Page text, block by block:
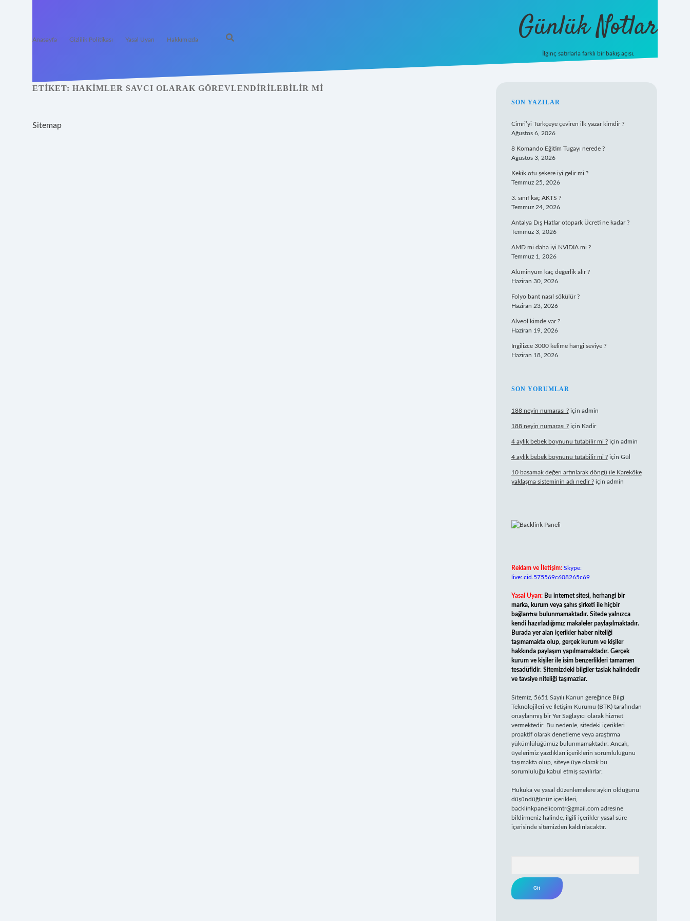
Anasayfa Gizlilik Politikası Yasal Uyarı Hakkımızda Günlük Notlar
İlginç satırlarla farklı bir bakış açısı.
ETIKET: HAKIMLER SAVCI OLARAK GÖREVLENDIRILEBILIR MI
Sitemap
SIDEBAR
SON YAZILAR
Cimri’yi Türkçeye çeviren ilk yazar kimdir ?
Ağustos 6, 2026
8 Komando Eğitim Tugayı nerede ?
Ağustos 3, 2026
Kekik otu şekere iyi gelir mi ?
Temmuz 25, 2026
3. sınıf kaç AKTS ?
Temmuz 24, 2026
Antalya Dış Hatlar otopark Ücreti ne kadar ?
Temmuz 3, 2026
AMD mi daha iyi NVIDIA mi ?
Temmuz 1, 2026
Alüminyum kaç değerlik alır ?
Haziran 30, 2026
Folyo bant nasıl sökülür ?
Haziran 23, 2026
Alveol kimde var ?
Haziran 19, 2026
İngilizce 3000 kelime hangi seviye ?
Haziran 18, 2026
SON YORUMLAR
188 neyin numarası ?için admin
188 neyin numarası ?için Kadir
4 aylık bebek boynunu tutabilir mi ?için admin
4 aylık bebek boynunu tutabilir mi ?için Gül
10 basamak değeri artırılarak döngü ile Kareköke
yaklaşma sisteminin adı nedir ?için admin
Reklam ve İletişim: Skype:
live:.cid.575569c608265c69
Yasal Uyarı: Bu internet sitesi, herhangi bir
marka, kurum veya şahıs şirketi ile hiçbir
bağlantısı bulunmamaktadır. Sitede yalnızca
kendi hazırladığımız makaleler paylaşılmaktadır.
Burada yer alan içerikler haber niteliği
taşımamakta olup, gerçek kurum ve kişiler
hakkında paylaşım yapılmamaktadır. Gerçek
kurum ve kişiler ile isim benzerlikleri tamamen
tesadüfidir. Sitemizdeki bilgiler taslak halindedir
ve tavsiye niteliği taşımazlar.
Sitemiz, 5651 Sayılı Kanun gereğince Bilgi
Teknolojileri ve İletişim Kurumu (BTK) tarafından
onaylanmış bir Yer Sağlayıcı olarak hizmet
vermektedir. Bu nedenle, sitedeki içerikleri
proaktif olarak denetleme veya araştırma
yükümlülüğümüz bulunmamaktadır. Ancak,
üyelerimiz yazdıkları içeriklerin sorumluluğunu
taşımakta olup, siteye üye olarak bu
sorumluluğu kabul etmiş sayılırlar.
Hukuka ve yasal düzenlemelere aykırı olduğunu
düşündüğünüz içerikleri,
backlinkpanelicomtr@gmail.com adresine
bildirmeniz halinde, ilgili içerikler yasal süre
içerisinde sitemizden kaldırılacaktır.